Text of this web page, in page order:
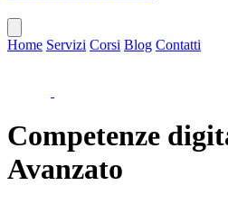
Home Servizi Corsi Blog Contatti
Competenze
Avanzato